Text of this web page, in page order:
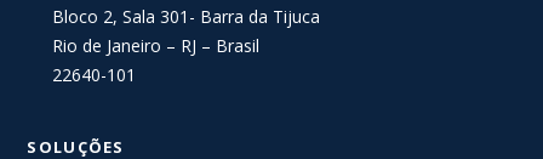
Bloco 2, Sala 301- Barra da Tijuca
Rio de Janeiro – RJ – Brasil
22640-101
SOLUÇÕES